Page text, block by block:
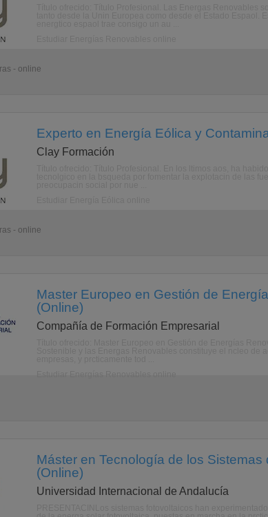
- online
Experto en Energía Eólica y
Clay Formación
- online
Master Europeo en Gestión de
(Online)
Compañía de Formación Empresarial
Máster en Tecnología de los
(Online)
Universidad Internacional de Andalucía